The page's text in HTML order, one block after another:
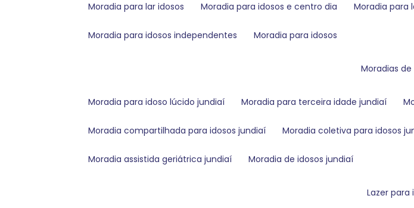
moradia para lar idosos moradia para idosos e centro dia moradia
moradia para idosos independentes moradia para idosos
moradias
moradia para idoso lúcido jundiaí moradia para terceira idade jundiaí
moradia compartilhada para idosos jundiaí moradia coletiva para idosos
moradia assistida geriátrica jundiaí moradia de idosos jundiaí
lazer para